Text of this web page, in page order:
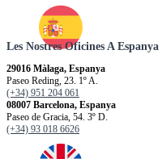
Les Nostres Oficines A Espanya
29016 Màlaga, Espanya
Paseo Reding, 23. 1º A.
(+34) 951 204 061
08007 Barcelona, Espanya
Paseo de Gracia, 54. 3º D.
(+34) 93 018 6626